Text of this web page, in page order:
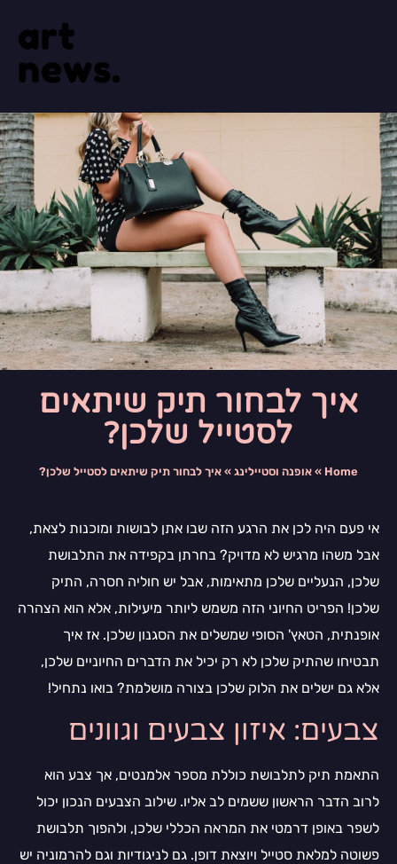
איך לבחור תיק שיתאים
לסטייל שלכן?
Home
» אופנה וסטיילינג » איך לבחור תיק שיתאים לסטייל שלכן?
אי פעם היה לכן את הרגע הזה שבו אתן לבושות ומוכנות לצאת,
אבל משהו מרגיש לא מדויק? בחרתן בקפידה את התלבושת
שלכן, הנעליים שלכן מתאימות, אבל יש חוליה חסרה, התיק
שלכן! הפריט החיוני הזה משמש ליותר מיעילות, אלא הוא הצהרה
אופנתית, הטאץ' הסופי שמשלים את הסגנון שלכן. אז איך
תבטיחו שהתיק שלכן לא רק יכיל את הדברים החיוניים שלכן,
אלא גם ישלים את הלוק שלכן בצורה מושלמת? בואו נתחיל!
צבעים: איזון צבעים וגוונים
התאמת תיק לתלבושת כוללת מספר אלמנטים, אך צבע הוא
לרוב הדבר הראשון ששמים לב אליו. שילוב הצבעים הנכון יכול
לשפר באופן דרמטי את המראה הכללי שלכן, ולהפוך תלבושת
פשוטה למלאת סטייל ויוצאת דופן. גם לניגודיות וגם להרמוניה יש